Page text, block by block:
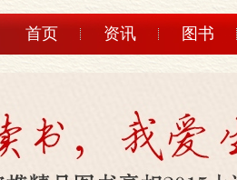
首页 资讯 图书